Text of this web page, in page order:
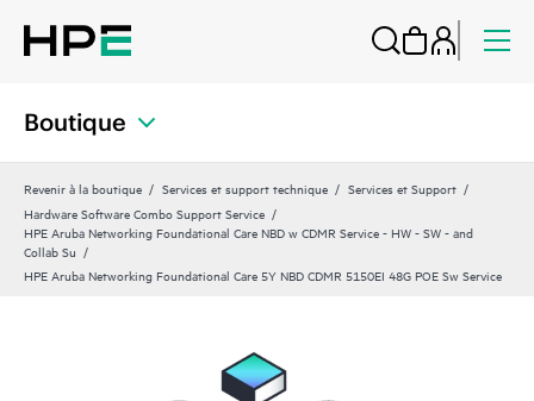
Boutique
Revenir à la boutique Services et support technique
Services et Support
Hardware Software Combo Support Service
HPE Aruba Networking Foundational Care NBD w CDMR Service - HW - SW - and
Collab Su
HPE Aruba Networking Foundational Care 5Y NBD CDMR 5150EI 48G POE Sw Service